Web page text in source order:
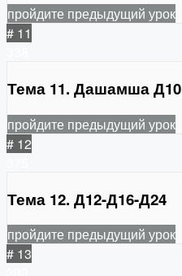
пройдите предыдущий урок
# 11
Тема 11. Дашамша Д10
пройдите предыдущий урок
# 12
Тема 12. Д12-Д16-Д24
пройдите предыдущий урок
# 13